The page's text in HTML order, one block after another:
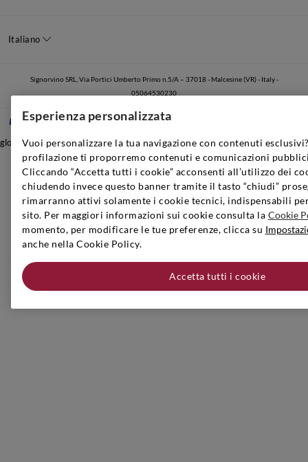
Italiano
Signorvino SRL, Via Portici Umberto Primo n.5/A – 37018 - Malcesine (VR) - Italy -
05064530230
Esperienza personalizzata
Vuoi personalizzare la tua navigazione con contenuti
profilazione ti proporremo contenuti e comunicazioni
Cliccando “Accetta tutti i cookie” acconsenti all’utilizzo dei
chiudendo invece questo banner tramite il tasto “chiudi”
rimarranno attivi solamente i cookie tecnici, indispensabili
sito. Per maggiori informazioni sui cookie consulta la Cookie
momento, per modificare le tue preferenze, clicca su
anche nella Cookie Policy.
Accetta tutti i cookie
global.nocontent